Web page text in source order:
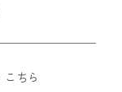
こちら